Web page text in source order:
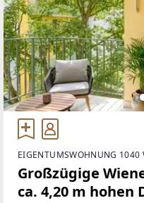
EIGENTUMSWOHNUNG 1040
Großzügige
ca. 4,20 m hohen